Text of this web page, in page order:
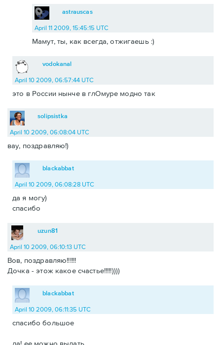
astrauscas
April 11 2009, 15:45:15 UTC
Мамут, ты, как всегда, отжигаешь :)
vodokanal
April 10 2009, 06:57:44 UTC
это в России нынче в глОмуре модно так
solipsistka
April 10 2009, 06:08:04 UTC
вау, поздравляю!)
blackabbat
April 10 2009, 06:08:28 UTC
да я могу)
спасибо
uzun81
April 10 2009, 06:10:13 UTC
Вов, поздравляю!!!!!!
Дочка - этож какое счастье!!!!!))))
blackabbat
April 10 2009, 06:11:35 UTC
спасибо большое